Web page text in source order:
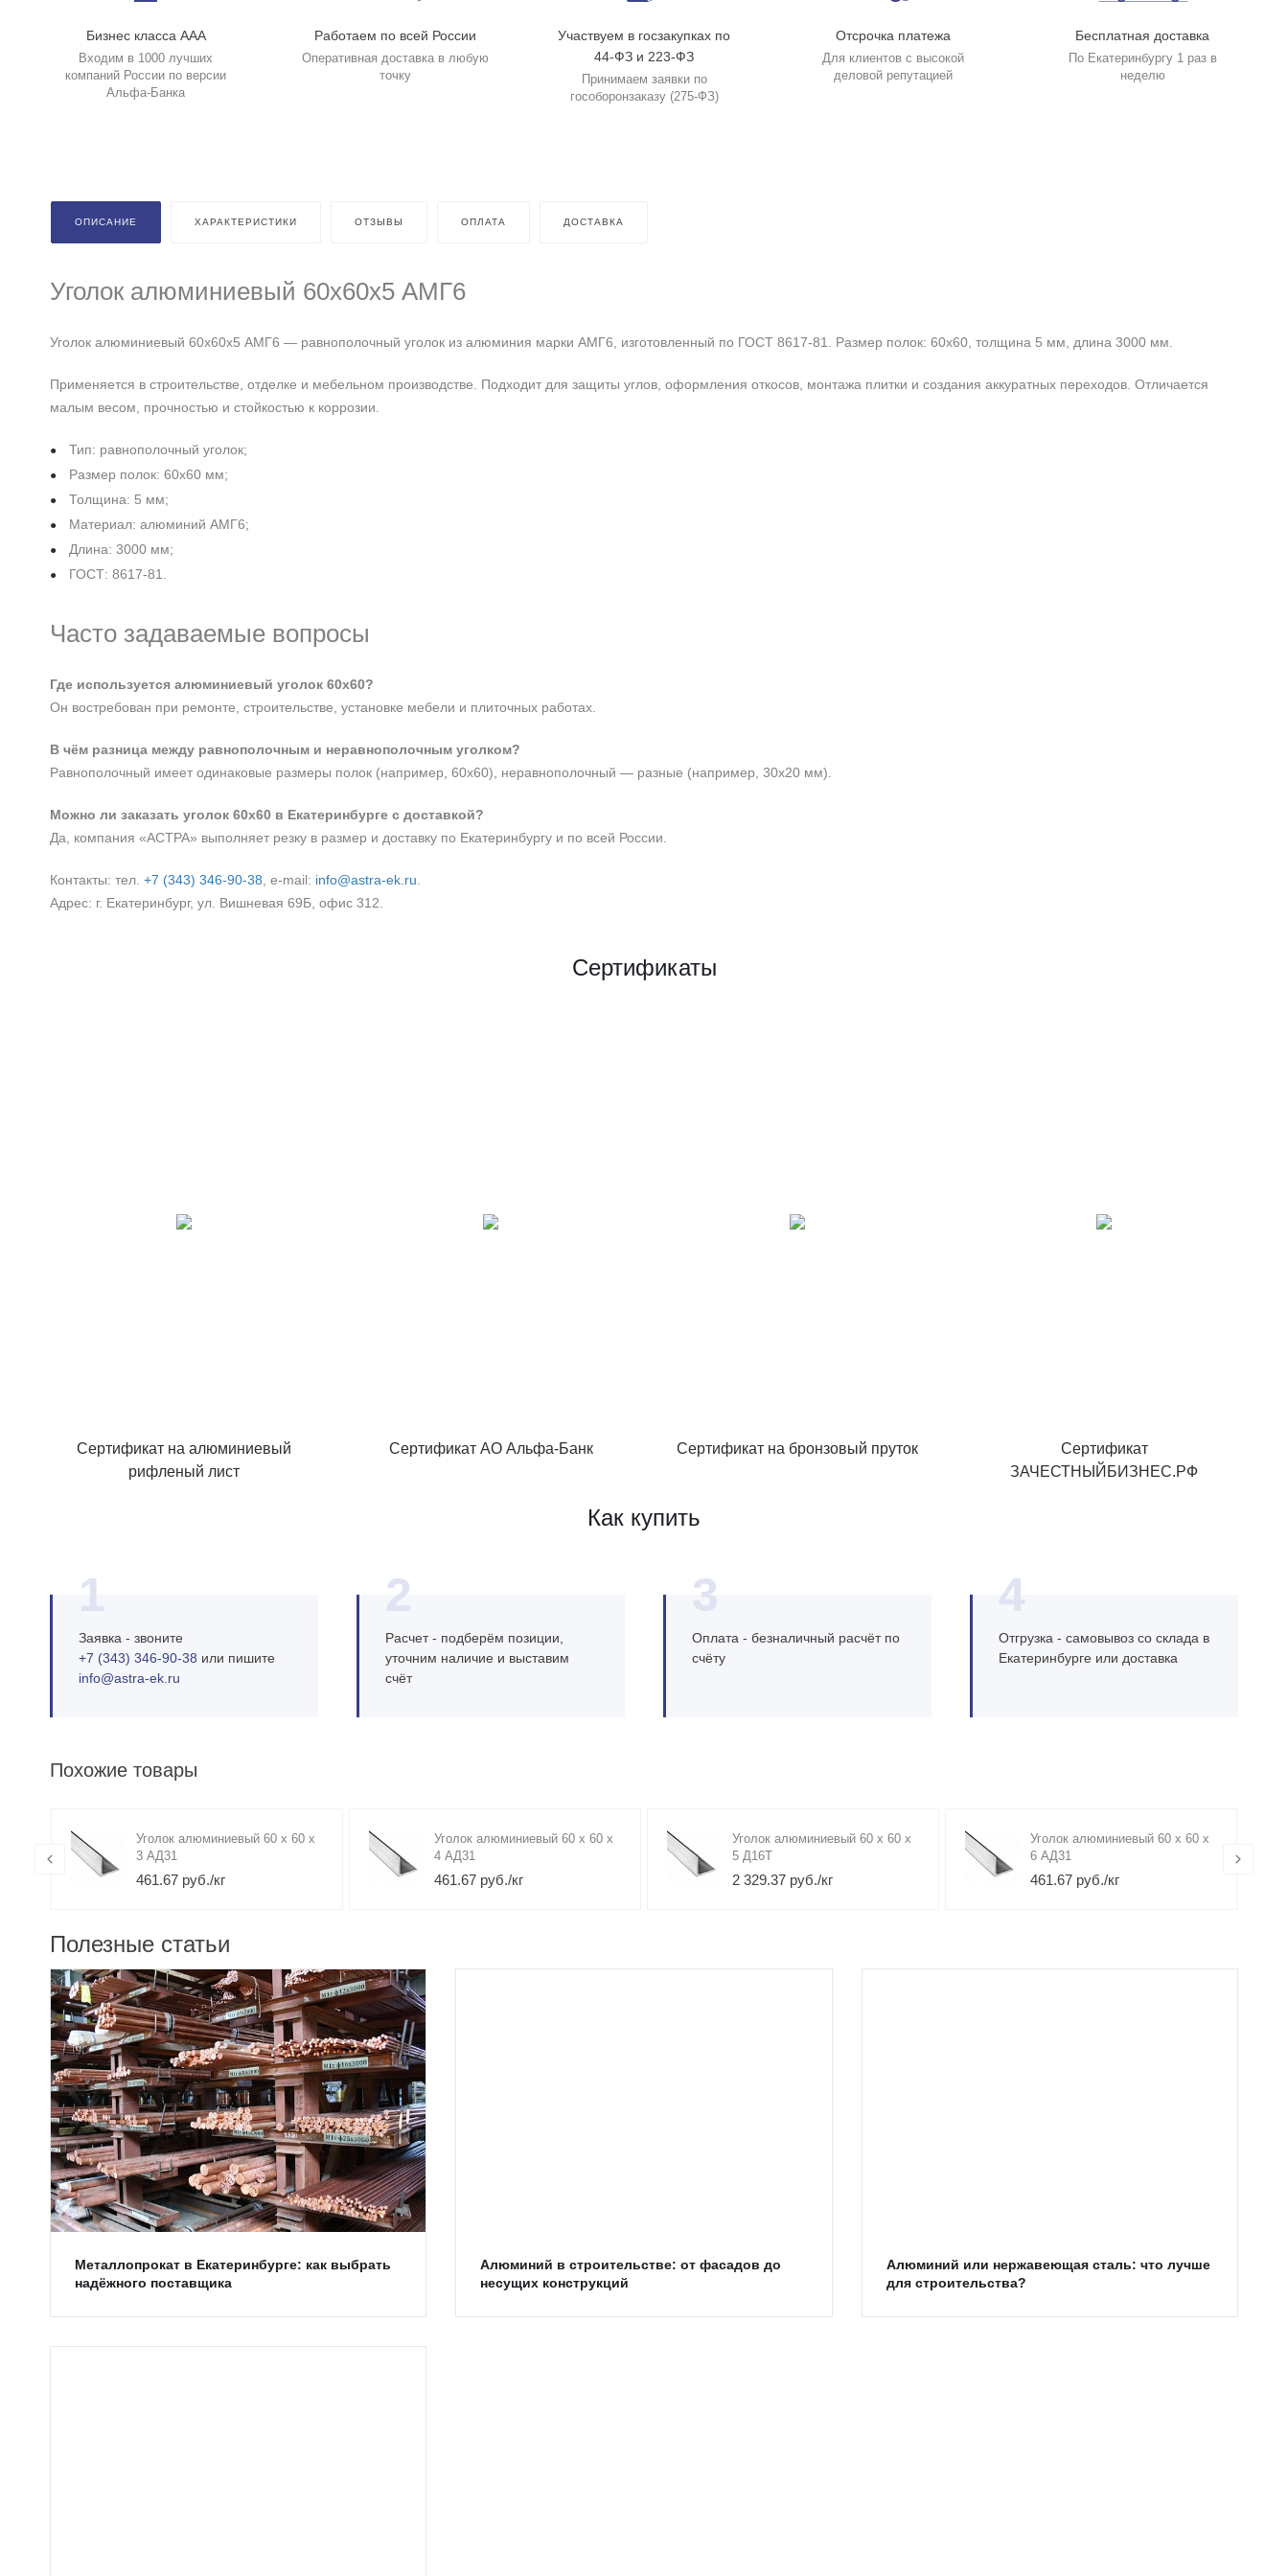
Бизнес класса ААА
Входим в 1000 лучших
компаний России по версии
Альфа-Банка
Работаем по всей России
Оперативная доставка в любую
точку
Участвуем в госзакупках по
44-ФЗ и 223-ФЗ
Принимаем заявки по
гособоронзаказу (275-ФЗ)
Отсрочка платежа
Для клиентов с высокой
деловой репутацией
Бесплатная доставка
По Екатеринбургу 1 раз в
неделю
ОПИСАНИЕ ХАРАКТЕРИСТИКИ ОТЗЫВЫ ОПЛАТА ДОСТАВКА
Уголок алюминиевый 60х60х5 АМГ6
Уголок алюминиевый 60х60х5 АМГ6 — равнополочный уголок из алюминия марки АМГ6, изготовленный по ГОСТ 8617-81. Размер полок: 60х60, толщина 5 мм, длина 3000 мм.
Применяется в строительстве, отделке и мебельном производстве. Подходит для защиты углов, оформления откосов, монтажа плитки и создания аккуратных переходов. Отличается
малым весом, прочностью и стойкостью к коррозии.
Тип: равнополочный уголок;
Размер полок: 60х60 мм;
Толщина: 5 мм;
Материал: алюминий АМГ6;
Длина: 3000 мм;
ГОСТ: 8617-81.
Часто задаваемые вопросы
Где используется алюминиевый уголок 60х60?
Он востребован при ремонте, строительстве, установке мебели и плиточных работах.
В чём разница между равнополочным и неравнополочным уголком?
Равнополочный имеет одинаковые размеры полок (например, 60х60), неравнополочный — разные (например, 30х20 мм).
Можно ли заказать уголок 60х60 в Екатеринбурге с доставкой?
Да, компания «АСТРА» выполняет резку в размер и доставку по Екатеринбургу и по всей России.
Контакты: тел. +7 (343) 346‑90‑38 , e‑mail: info@astra-ek.ru
Адрес: г. Екатеринбург, ул. Вишневая 69Б, офис 312.
Сертификаты
Сертификат на алюминиевый
рифленый лист
Сертификат АО Альфа-Банк Сертификат на бронзовый пруток
Сертификат
ЗАЧЕСТНЫЙБИЗНЕС.РФ
Как купить
1
Заявка - звоните
+7 (343) 346‑90‑38 или пишите
info@astra‑ek.ru
2
Расчет - подберём позиции,
уточним наличие и выставим
счёт
3
Оплата - безналичный расчёт по
счёту
4
Отгрузка - самовывоз со склада в
Екатеринбурге или доставка
Похожие товары
Уголок алюминиевый 60 х 60 х
3 АД31
461.67 руб./кг
Уголок алюминиевый 60 х 60 х
4 АД31
461.67 руб./кг
Уголок алюминиевый 60 х 60 х
5 Д16Т
2 329.37 руб./кг
Уголок алюминиевый 60 х 60 х
6 АД31
461.67 руб./кг
Полезные статьи
Металлопрокат в Екатеринбурге: как выбрать
надёжного поставщика
Алюминий в строительстве: от фасадов до
несущих конструкций
Алюминий или нержавеющая сталь: что лучше
для строительства?